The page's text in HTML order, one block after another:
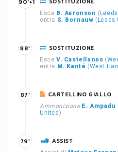
Esce B. Aaronson (
entra S. Bornauw ( Leeds
90'+1
SOSTITUZIONE
Esce V. Castellanos (
entra
M. Kanté (West
88'
CARTELLINO GIALLO
Ammonizione E. Ampadu
United )
87'
ASSIST
79'